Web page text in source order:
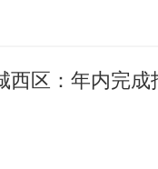
西区：年内完